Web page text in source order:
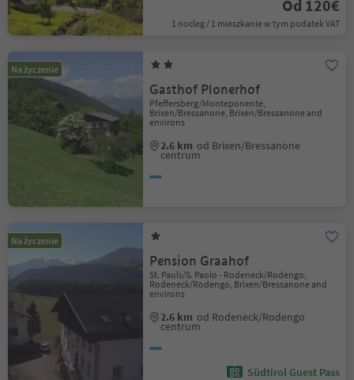
Od 120€
1 nocleg / 1 mieszkanie w tym podatek VAT
Na życzenie
Gasthof Plonerhof
Pfeffersberg/Monteponente,
Brixen/Bressanone, Brixen/Bressanone and
environs
2.6 km od Brixen/Bressanone
centrum
Na życzenie
Pension Graahof
St. Pauls/S. Paolo - Rodeneck/Rodengo,
Rodeneck/Rodengo, Brixen/Bressanone and
environs
2.6 km od Rodeneck/Rodengo
centrum
Südtirol Guest Pass